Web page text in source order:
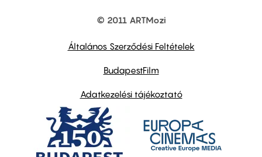
© 2011 ARTMozi
Általános Szerződési Feltételek
BudapestFilm
Adatkezelési tájékoztató